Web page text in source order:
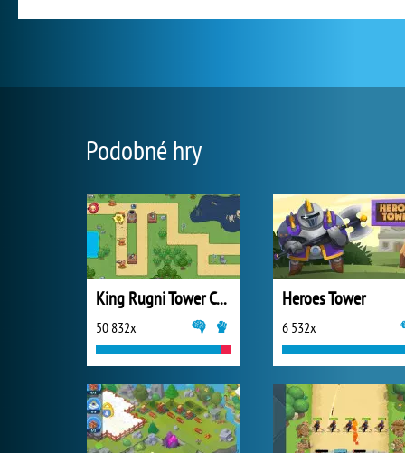
Podobné hry
King Rugni Tower Conquest
50 832x
Heroes Tower
6 532x